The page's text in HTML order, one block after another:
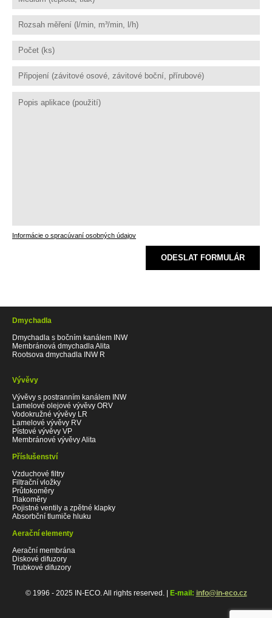
Informácie o spracúvaní osobných údajov
ODESLAT FORMULÁR
Dmychadla
Dmychadla s bočním kanálem INW
Membránová dmychadla Alita
Rootsova dmychadla INW R
Vývěvy
Vývěvy s postranním kanálem INW
Lamelové olejové vývěvy ORV
Vodokružné vývěvy LR
Lamelové vývěvy RV
Pístové vývěvy VP
Membránové vývěvy Alita
Příslušenství
Vzduchové filtry
Filtrační vložky
Průtokoměry
Tlakoměry
Pojistné ventily a zpětné klapky
Absorbční tlumiče hluku
Aerační elementy
Aerační membrána
Diskové difuzory
Trubkové difuzory
© 1996 - 2025 IN-ECO. All rights reserved. | E-mail: info@in-eco.cz